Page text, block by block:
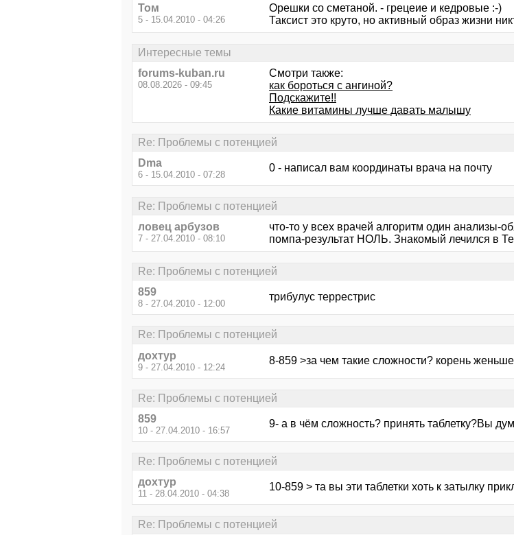
Том
5 - 15.04.2010 - 04:26
Орешки со сметаной. - грецеие и кедровые :-)
Таксист это круто, но активный образ жизни
Интересные темы
forums-kuban.ru
08.08.2026 - 09:45
Смотри также:
как бороться с ангиной?
Подскажите!!
Какие витамины лучше давать малышу
Re: Проблемы с потенцией
Dma
6 - 15.04.2010 - 07:28
0 - написал вам координаты врача на почту
Re: Проблемы с потенцией
ловец арбузов
7 - 27.04.2010 - 08:10
что-то у всех врачей алгоритм один анализы-
помпа-результат НОЛЬ. Знакомый лечился в
Re: Проблемы с потенцией
859
8 - 27.04.2010 - 12:00
трибулус террестрис
Re: Проблемы с потенцией
дохтур
9 - 27.04.2010 - 12:24
8-859 >за чем такие сложности? корень
Re: Проблемы с потенцией
859
10 - 27.04.2010 - 16:57
9- а в чём сложность? принять таблетку?Вы
Re: Проблемы с потенцией
дохтур
11 - 28.04.2010 - 04:38
10-859 > та вы эти таблетки хоть к затылку
Re: Проблемы с потенцией